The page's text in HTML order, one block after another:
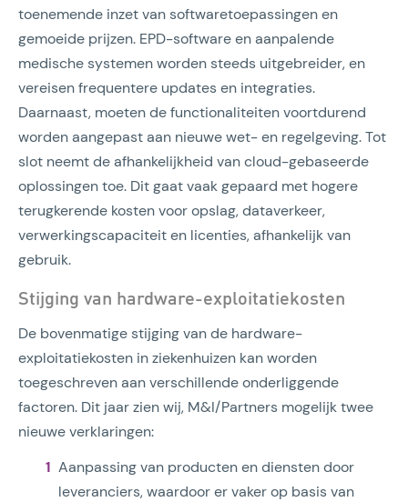
toenemende inzet van softwaretoepassingen en
gemoeide prijzen. EPD-software en aanpalende
medische systemen worden steeds uitgebreider, en
vereisen frequentere updates en integraties.
Daarnaast, moeten de functionaliteiten voortdurend
worden aangepast aan nieuwe wet- en regelgeving. Tot
slot neemt de afhankelijkheid van cloud-gebaseerde
oplossingen toe. Dit gaat vaak gepaard met hogere
terugkerende kosten voor opslag, dataverkeer,
verwerkingscapaciteit en licenties, afhankelijk van
gebruik.
Stijging van hardware-exploitatiekosten
De bovenmatige stijging van de hardware-
exploitatiekosten in ziekenhuizen kan worden
toegeschreven aan verschillende onderliggende
factoren. Dit jaar zien wij, M&I/Partners mogelijk twee
nieuwe verklaringen:
Aanpassing van producten en diensten door
leveranciers, waardoor er vaker op basis van